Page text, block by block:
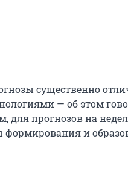
существенно
— об этом
для прогнозов на
формирования и